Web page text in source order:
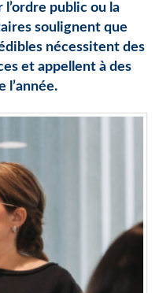
public ou la
soulignent que
nécessitent des
et appellent à des
l’année.